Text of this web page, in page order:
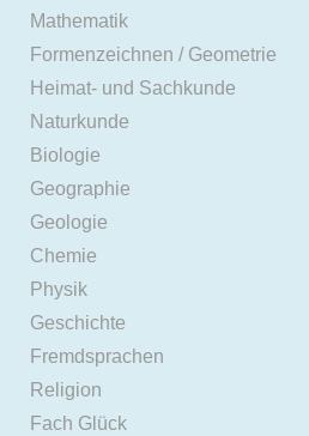
Mathematik
Formenzeichnen / Geometrie
Heimat- und Sachkunde
Naturkunde
Biologie
Geographie
Geologie
Chemie
Physik
Geschichte
Fremdsprachen
Religion
Fach Glück